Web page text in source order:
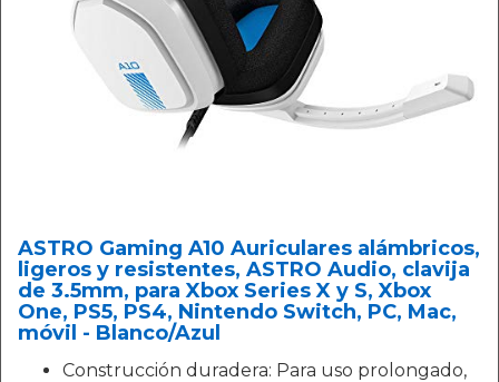
ASTRO Gaming A10 Auriculares alámbricos,
ligeros y resistentes, ASTRO Audio, clavija
de 3.5mm, para Xbox Series X y S, Xbox
One, PS5, PS4, Nintendo Switch, PC, Mac,
móvil - Blanco/Azul
Construcción duradera: Para uso prolongado,